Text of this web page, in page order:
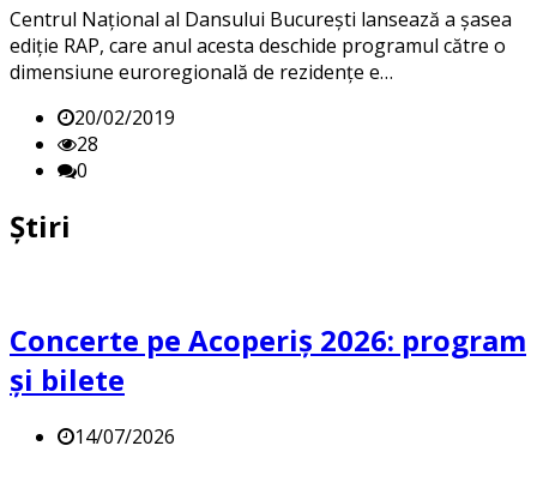
Centrul Naţional al Dansului Bucureşti lansează a şasea
ediţie RAP, care anul acesta deschide programul către o
dimensiune euroregională de rezidențe e…
20/02/2019
28
0
Știri
Concerte pe Acoperiș 2026: program
și bilete
14/07/2026